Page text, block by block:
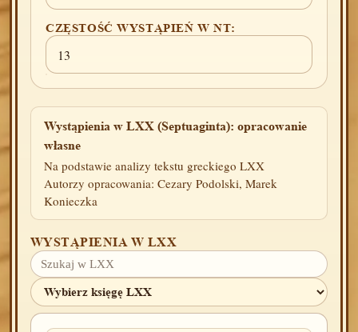
CZĘSTOŚĆ WYSTĄPIEŃ W NT:
13
Wystąpienia w LXX (Septuaginta): opracowanie
własne
Na podstawie analizy tekstu greckiego LXX
Autorzy opracowania: Cezary Podolski, Marek
Konieczka
WYSTĄPIENIA W LXX